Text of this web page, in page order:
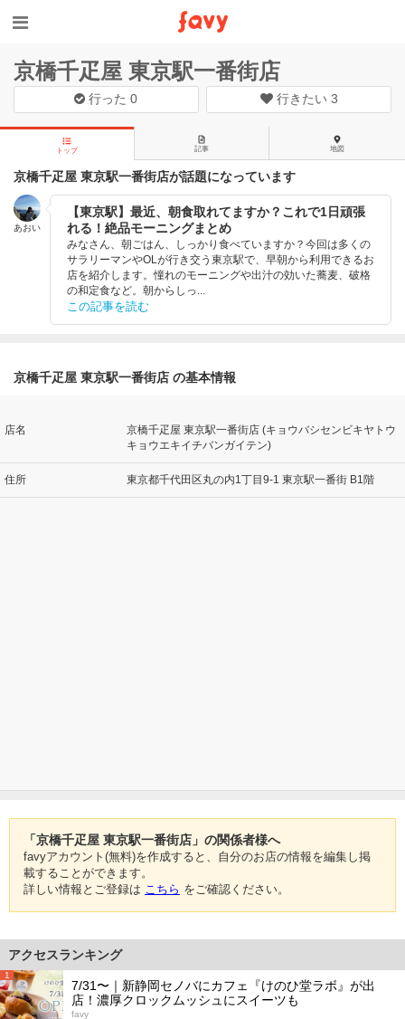
京橋千疋屋 東京駅一番街店
行った0 行きたい 3
トップ 記事 地図
京橋千疋屋 東京駅一番街店が話題になっています
あおい
【東京駅】最近、朝食取れてますか？これで1日頑張
れる！絶品モーニングまとめ
みなさん、朝ごはん、しっかり食べていますか？今回は多くの
サラリーマンやOLが行き交う東京駅で、早朝から利用できるお
店を紹介します。憧れのモーニングや出汁の効いた蕎麦、破格
の和定食など。朝からしっ...
この記事を読む
京橋千疋屋 東京駅一番街店 の基本情報
店名
京橋千疋屋 東京駅一番街店 (キョウバシセンビキヤトウ
キョウエキイチバンガイテン)
住所 東京都千代田区丸の内1丁目9-1 東京駅一番街 B1階
「京橋千疋屋 東京駅一番街店」の関係者様へ
favyアカウント(無料)を作成すると、自分のお店の情報を編集し掲
載することができます。
詳しい情報とご登録は こちら をご確認ください。
アクセスランキング
1
7/31〜｜新静岡セノバにカフェ『けのひ堂ラボ』が出
店！濃厚クロックムッシュにスイーツも
favy